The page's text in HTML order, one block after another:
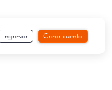
Ingresar Crear cuenta